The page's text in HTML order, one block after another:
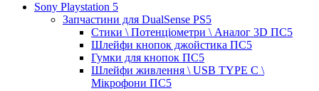
Sony Playstation 5
Запчастини для DualSense PS5
Стики \ Потенціометри \ Аналог 3D ПС5
Шлейфи кнопок джойстика ПС5
Гумки для кнопок ПС5
Шлейфи живлення \ USB TYPE C \
Мікрофони ПС5